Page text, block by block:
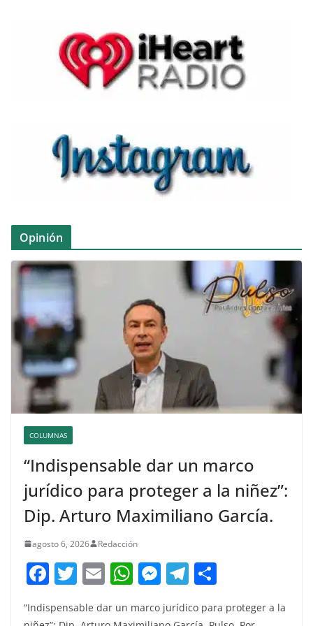
Opinión
COLUMNAS
“Indispensable dar un marco
jurídico para proteger a la niñez”:
Dip. Arturo Maximiliano García.
agosto 6, 2026 Redacción
F
c
T
itt
E
ai
W
at
M
ss
T
e m
“Indispensable dar un marco jurídico para proteger a la